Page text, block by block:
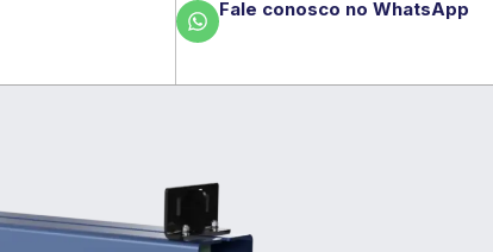
Fale conosco no WhatsApp